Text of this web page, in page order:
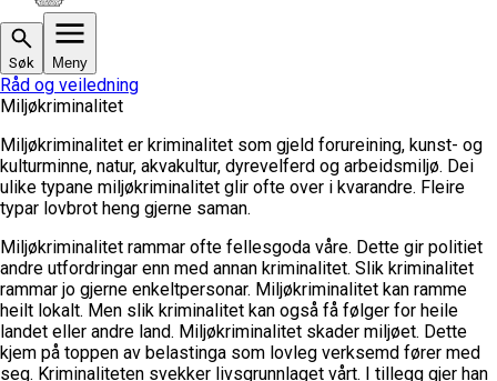
Søk Meny
Råd og veiledning
Miljøkriminalitet
Miljøkriminalitet er kriminalitet som gjeld forureining, kunst- og
kulturminne, natur, akvakultur, dyrevelferd og arbeidsmiljø. Dei
ulike typane miljøkriminalitet glir ofte over i kvarandre. Fleire
typar lovbrot heng gjerne saman.
Miljøkriminalitet rammar ofte fellesgoda våre. Dette gir politiet
andre utfordringar enn med annan kriminalitet. Slik kriminalitet
rammar jo gjerne enkeltpersonar. Miljøkriminalitet kan ramme
heilt lokalt. Men slik kriminalitet kan også få følger for heile
landet eller andre land. Miljøkriminalitet skader miljøet. Dette
kjem på toppen av belastinga som lovleg verksemd fører med
seg. Kriminaliteten svekker livsgrunnlaget vårt. I tillegg gjer han